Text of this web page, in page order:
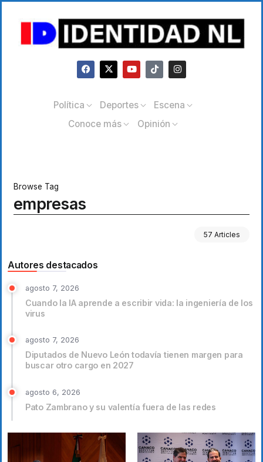
Política Deportes
Escena
Conoce más
Opinión
Browse Tag
empresas
57 Articles
Autores destacados
agosto 7, 2026
Cuando la IA aprende a escribir vida: la ingeniería de los
virus
agosto 7, 2026
Diputados de Nuevo León todavía tienen margen para
buscar otro cargo en 2027
agosto 6, 2026
Pato Zambrano y su valentía fuera de las redes